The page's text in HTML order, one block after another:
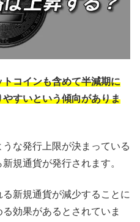
コインも含めて半減期に
すいという傾向がありま
な発行上限が決まっている
規通貨が発行されます。
新規通貨が減少することに
効果があるとされていま